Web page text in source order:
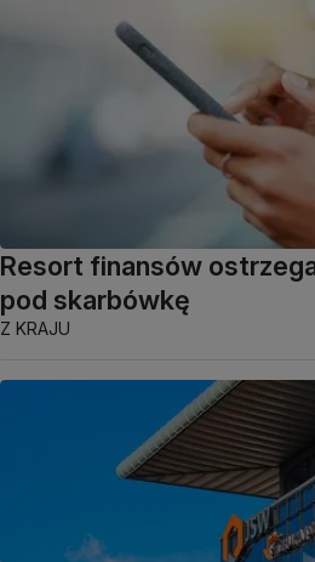
Resort finansów
pod skarbówkę
Z KRAJU